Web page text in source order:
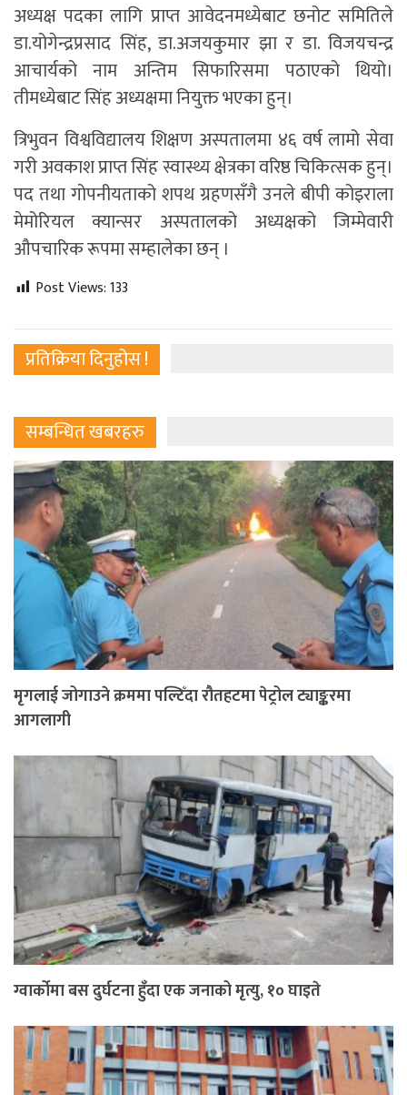
अध्यक्ष पदका लागि प्राप्त आवेदनमध्येबाट छनोट समितिले
डा.योगेन्द्रप्रसाद सिंह, डा.अजयकुमार झा र डा. विजयचन्द्र
आचार्यको नाम अन्तिम सिफारिसमा पठाएको थियो।
तीमध्येबाट सिंह अध्यक्षमा नियुक्त भएका हुन्।
त्रिभुवन विश्वविद्यालय शिक्षण अस्पतालमा ४६ वर्ष लामो सेवा
गरी अवकाश प्राप्त सिंह स्वास्थ्य क्षेत्रका वरिष्ठ चिकित्सक हुन्।
पद तथा गोपनीयताको शपथ ग्रहणसँगै उनले बीपी कोइराला
मेमोरियल क्यान्सर अस्पतालको अध्यक्षको जिम्मेवारी
औपचारिक रूपमा सम्हालेका छन् ।
Post Views:133
प्रतिक्रिया दिनुहोस !
सम्बन्धित खबरहरु
मृगलाई जोगाउने क्रममा पल्टिँदा रौतहटमा पेट्रोल ट्याङ्करमा
आगलागी
ग्वार्कोमा बस दुर्घटना हुँदा एक जनाको मृत्यु, १० घाइते